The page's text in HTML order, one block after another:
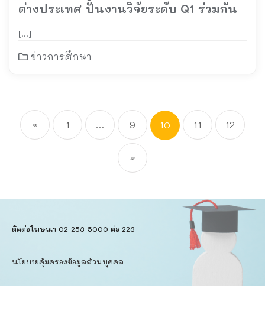
ต่างประเทศ ปั้นงานวิจัยระดับ Q1 ร่วมกัน
[…]
ข่าวการศึกษา
« 1 … 9 10 11 12
»
ติดต่อโฆษณา 02-253-5000​ ต่อ 223
นโยบายคุ้มครองข้อมูลส่วนบุคคล​